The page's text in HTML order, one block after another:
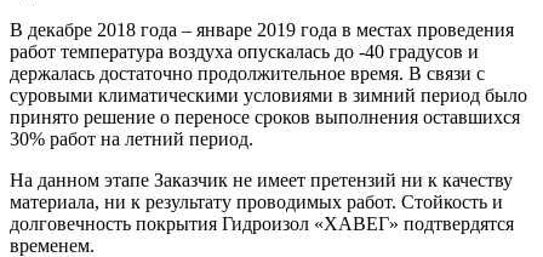
В декабре 2018 года – январе 2019 года в местах проведения
работ температура воздуха опускалась до -40 градусов и
держалась достаточно продолжительное время. В связи с
суровыми климатическими условиями в зимний период было
принято решение о переносе сроков выполнения оставшихся
30% работ на летний период.
На данном этапе Заказчик не имеет претензий ни к качеству
материала, ни к результату проводимых работ. Стойкость и
долговечность покрытия Гидроизол «ХАВЕГ» подтвердятся
временем.